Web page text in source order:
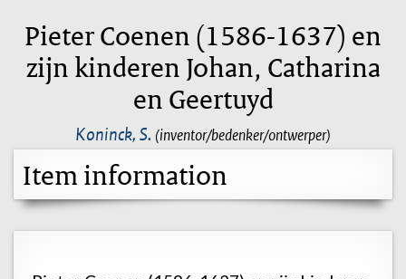
Pieter Coenen (1586-1637) en
zijn kinderen Johan, Catharina
en Geertuyd
Koninck, S. (inventor/bedenker/ontwerper)
Item information